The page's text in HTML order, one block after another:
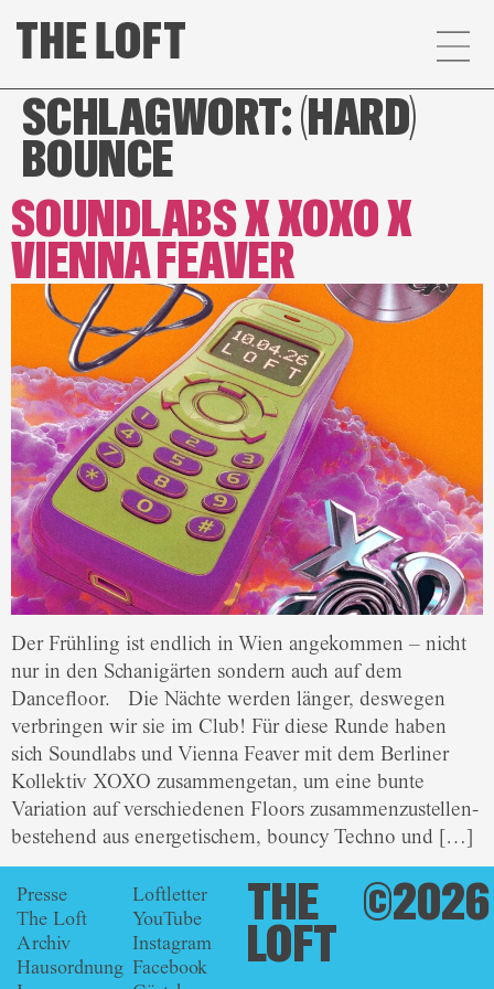
SCHLAGWORT:(HARD)
BOUNCE
SOUNDLABS X XOXO X
VIENNA FEAVER
Der Frühling ist endlich in Wien angekommen – nicht
nur in den Schanigärten sondern auch auf dem
Dancefloor. Die Nächte werden länger, deswegen
verbringen wir sie im Club! Für diese Runde haben
sich Soundlabs und Vienna Feaver mit dem Berliner
Kollektiv XOXO zusammengetan, um eine bunte
Variation auf verschiedenen Floors zusammenzustellen-
bestehend aus energetischem, bouncy Techno und […]
THE
LOFT
Presse
The Loft
Archiv
Hausordnung
Loftletter
YouTube
Instagram
Facebook
©2026